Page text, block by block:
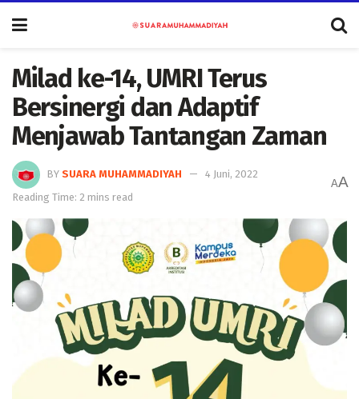
Milad ke-14, UMRI Terus
Bersinergi dan Adaptif
Menjawab Tantangan Zaman
BY SUARA MUHAMMADIYAH
4 Juni, 2022
Reading Time: 2 mins read
AA